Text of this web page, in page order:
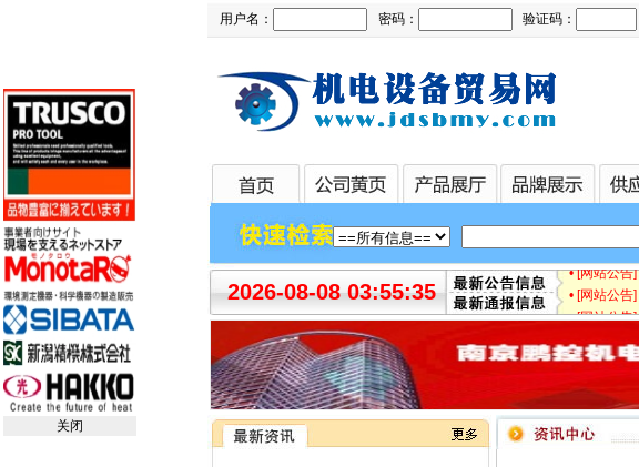
用户名： 密码： 验证码：
2026-08-08 03:55:36
• [网站公告]
• [网站公告]
• [网站公告]
• [网站公告]
• [网站公告]
• [网站公告]
• [网站公告]
• [网站公告]
• [网站公告]
关闭